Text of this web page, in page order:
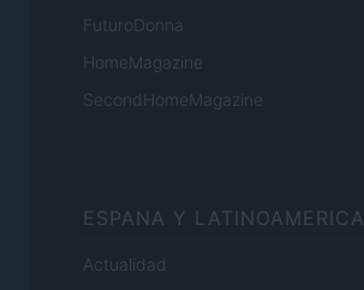
FuturoDonna
HomeMagazine
SecondHomeMagazine
ESPANA Y LATINOAMERICA
Actualidad